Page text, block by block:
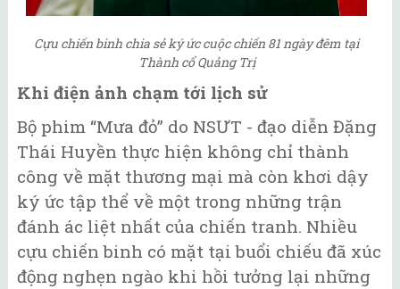
Cựu chiến binh chia sẻ ký ức cuộc chiến 81 ngày đêm tại
Thành cổ Quảng Trị
Khi điện ảnh chạm tới lịch sử
Bộ phim “Mưa đỏ” do NSƯT - đạo diễn Đặng
Thái Huyền thực hiện không chỉ thành
công về mặt thương mại mà còn khơi dậy
ký ức tập thể về một trong những trận
đánh ác liệt nhất của chiến tranh. Nhiều
cựu chiến binh có mặt tại buổi chiếu đã xúc
động nghẹn ngào khi hồi tưởng lại những